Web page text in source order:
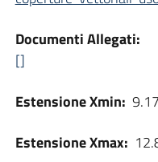
Documenti Allegati:
[]
Estensione Xmin:
Estensione Xmax: